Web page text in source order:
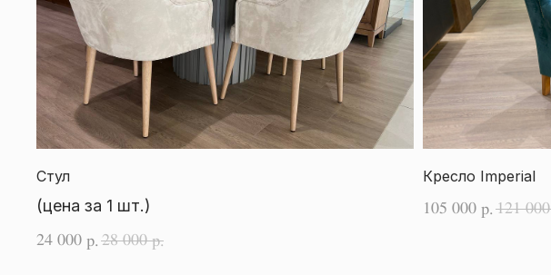
Стул
(цена за 1 шт.)
24 000 р. 28 000 р.
Кресло Imperial
105 000 р. 121 000